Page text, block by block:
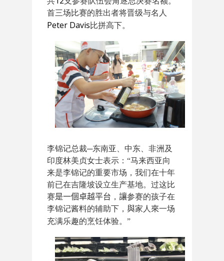
首三场比赛的胜出者将晋级与名人
Peter Davis比拼高下。
李锦记总裁─东南亚、中东、非洲及
印度林美贞女士表示： “马来西亚向
来是李锦记的重要市场，我们在十年
前已在吉隆坡设立生产基地。过这比
赛是一個卓越平台 ， 讓参赛的孩子在
李锦记酱料的辅助下， 與家人 來一场
充满乐趣的烹饪体验。 ”